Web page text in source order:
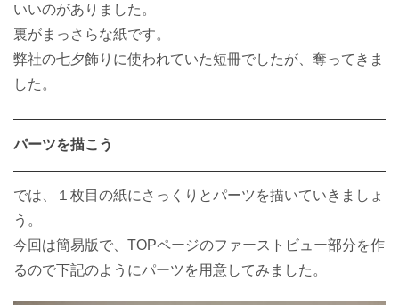
いいのがありました。
裏がまっさらな紙です。
弊社の七夕飾りに使われていた短冊でしたが、奪ってきま
した。
パーツを描こう
では、１枚目の紙にさっくりとパーツを描いていきましょ
う。
今回は簡易版で、TOPページのファーストビュー部分を作
るので下記のようにパーツを用意してみました。